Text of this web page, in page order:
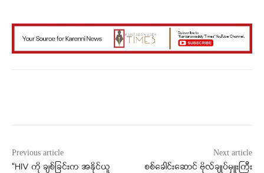
Previous article
“HIV ကို ချစ်ခြင်းက အနိုင်ယူ
Next article
စစ်ခေါင်းဆောင် ဗိုလ်ချုပ်မှူးကြီး